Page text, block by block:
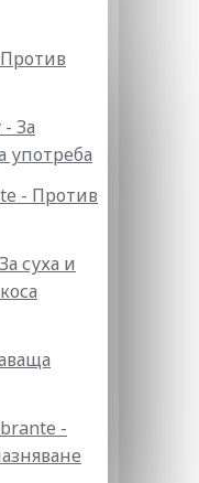
За
употреба
- Против
суха и
-